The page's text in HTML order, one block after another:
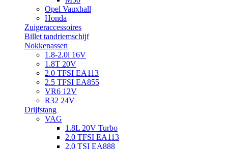
Opel Vauxhall
Honda
Zuigeraccessoires
Billet tandriemschijf
Nokkenassen
1.8-2.0l 16V
1.8T 20V
2.0 TFSI EA113
2.5 TFSI EA855
VR6 12V
R32 24V
Drijfstang
VAG
1.8L 20V Turbo
2.0 TFSI EA113
2.0 TSI EA888